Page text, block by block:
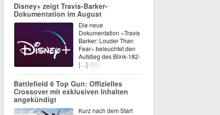
Disney+ zeigt Travis-Barker-
Dokumentation im August
Die neue
Dokumentation «Travis
Barker: Louder Than
Fear» beleuchtet den
Aufstieg des Blink-182-
[…] (00)
Battlefield 6 Top Gun: Offizielles
Crossover mit exklusiven Inhalten
angekündigt
Kurz nach dem Start